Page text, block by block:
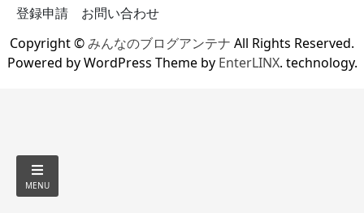
登録申請
お問い合わせ
Copyright ©みんなのブログアンテナ All Rights Reserved.
Powered by WordPress Theme by EnterLINX. technology.
MENU